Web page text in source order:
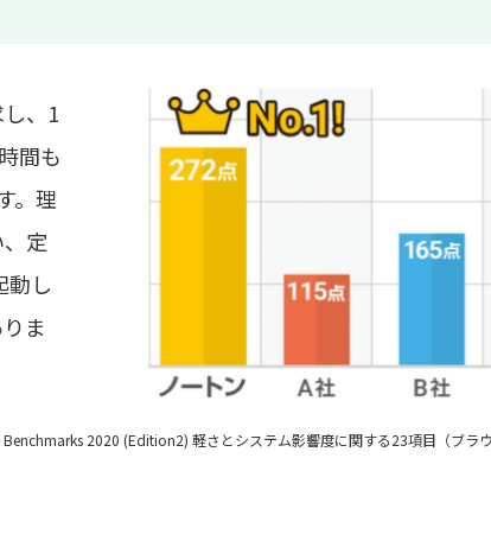
、1
間も
。理
定
動し
ま
2020 (Edition2) 軽さとシステム影響度に関する23項目（ブラ